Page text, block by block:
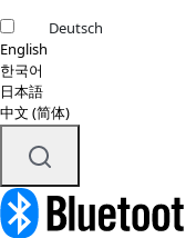
Deutsch
English
한국어
日本語
中文 (简体)